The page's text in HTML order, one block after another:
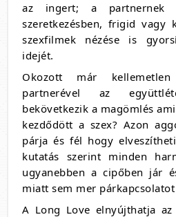
az ingert; a partnernek
szeretkezésben, frigid vagy
szexfilmek nézése is
idejét.
Okozott már
partnerével az
bekövetkezik a magömlés
kezdődött a szex? Azon
párja és fél hogy
kutatás szerint minden
ugyanebben a cipőben jár
miatt sem mer
A Long Love elnyújthatja